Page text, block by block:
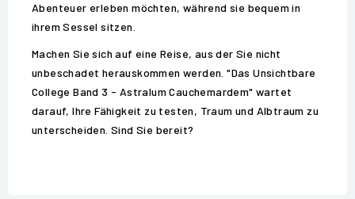
Abenteuer erleben möchten, während sie bequem in
ihrem Sessel sitzen.
Machen Sie sich auf eine Reise, aus der Sie nicht
unbeschadet herauskommen werden. "Das Unsichtbare
College Band 3 - Astralum Cauchemardem" wartet
darauf, Ihre Fähigkeit zu testen, Traum und Albtraum zu
unterscheiden. Sind Sie bereit?